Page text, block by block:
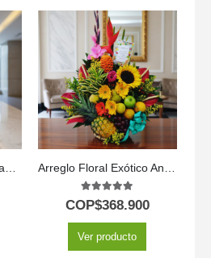
5.00out of 5
COP$368.900
Ver producto